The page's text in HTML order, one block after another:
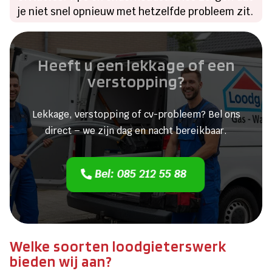
je niet snel opnieuw met hetzelfde probleem zit.​
Heeft u een lekkage of een
verstopping?
Lekkage, verstopping of cv-probleem? Bel ons
direct – we zijn dag en nacht bereikbaar.
Bel: 085 212 55 88
Welke soorten loodgieterswerk
bieden wij aan?